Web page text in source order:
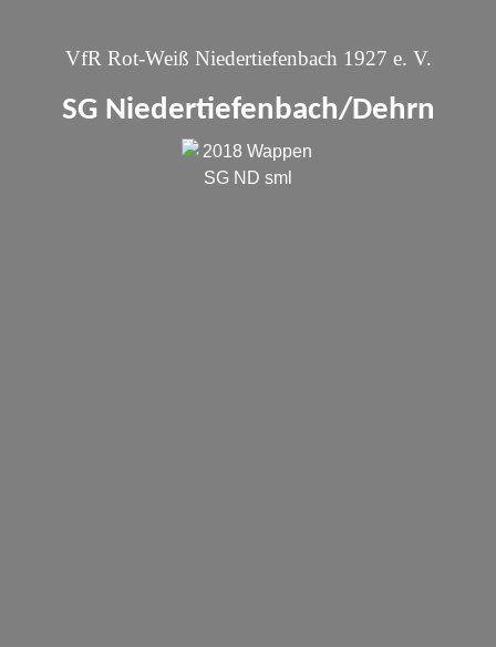
VfR Rot-Weiß Niedertiefenbach 1927 e. V.
SG Niedertiefenbach/Dehrn